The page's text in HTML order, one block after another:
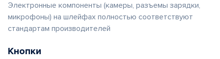
Электронные компоненты (камеры, разъемы зарядки,
микрофоны) на шлейфах полностью соответствуют
стандартам производителей
Кнопки